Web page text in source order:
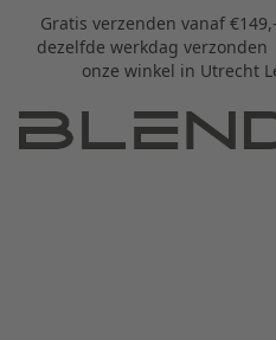
Gratis verzenden vanaf
dezelfde werkdag
onze winkel in Utrecht